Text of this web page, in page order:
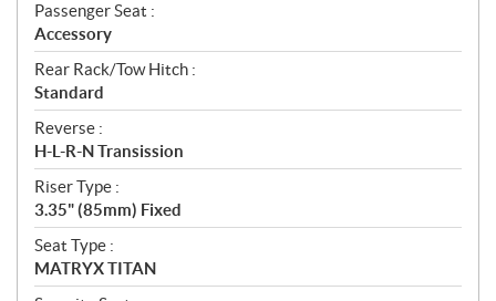
Passenger Seat :
Accessory
Rear Rack/Tow Hitch :
Standard
Reverse :
H-L-R-N Transission
Riser Type :
3.35" (85mm) Fixed
Seat Type :
MATRYX TITAN